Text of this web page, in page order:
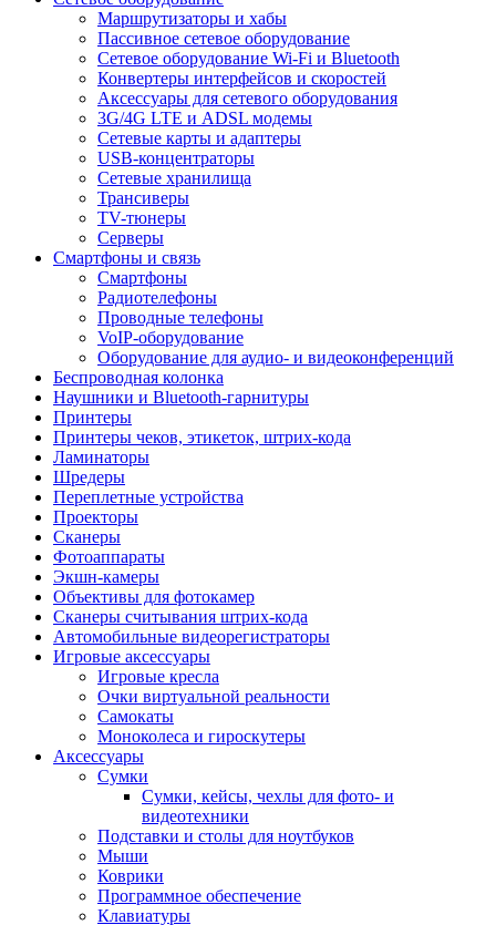
Маршрутизаторы и хабы
Пассивное сетевое оборудование
Сетевое оборудование Wi-Fi и Bluetooth
Конвертеры интерфейсов и скоростей
Аксессуары для сетевого оборудования
3G/4G LTE и ADSL модемы
Сетевые карты и адаптеры
USB-концентраторы
Сетевые хранилища
Трансиверы
TV-тюнеры
Серверы
Смартфоны и связь
Смартфоны
Радиотелефоны
Проводные телефоны
VoIP-оборудование
Оборудование для аудио- и видеоконференций
Беспроводная колонка
Наушники и Bluetooth-гарнитуры
Принтеры
Принтеры чеков, этикеток, штрих-кода
Ламинаторы
Шредеры
Переплетные устройства
Проекторы
Сканеры
Фотоаппараты
Экшн-камеры
Объективы для фотокамер
Сканеры считывания штрих-кода
Автомобильные видеорегистраторы
Игровые аксессуары
Игровые кресла
Очки виртуальной реальности
Самокаты
Моноколеса и гироскутеры
Аксессуары
Сумки
Сумки, кейсы, чехлы для фото- и
видеотехники
Подставки и столы для ноутбуков
Мыши
Коврики
Программное обеспечение
Клавиатуры